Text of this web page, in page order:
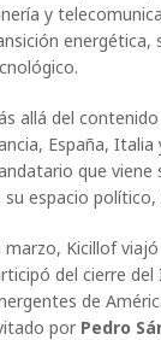
y
energética,
allá del
España,
que viene
su espacio político,
marzo, Kicillof
del cierre
de
por Pedro